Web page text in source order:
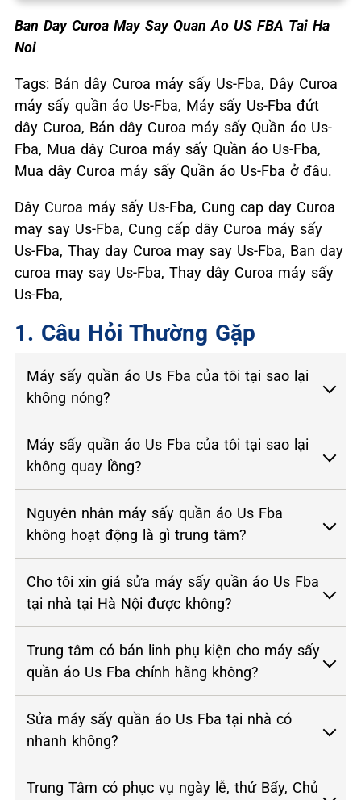
Ban Day Curoa May Say Quan Ao US FBA Tai Ha
Noi
Tags: Bán dây Curoa máy sấy Us-Fba, Dây Curoa
máy sấy quần áo Us-Fba, Máy sấy Us-Fba đứt
dây Curoa, Bán dây Curoa máy sấy Quần áo Us-
Fba, Mua dây Curoa máy sấy Quần áo Us-Fba,
Mua dây Curoa máy sấy Quần áo Us-Fba ở đâu.
Dây Curoa máy sấy Us-Fba, Cung cap day Curoa
may say Us-Fba, Cung cấp dây Curoa máy sấy
Us-Fba, Thay day Curoa may say Us-Fba, Ban day
curoa may say Us-Fba, Thay dây Curoa máy sấy
Us-Fba,
1. Câu Hỏi Thường Gặp
Máy sấy quần áo Us Fba của tôi tại sao lại
không nóng?
Máy sấy quần áo Us Fba của tôi tại sao lại
không quay lồng?
Nguyên nhân máy sấy quần áo Us Fba
không hoạt động là gì trung tâm?
Cho tôi xin giá sửa máy sấy quần áo Us Fba
tại nhà tại Hà Nội được không?
Trung tâm có bán linh phụ kiện cho máy sấy
quần áo Us Fba chính hãng không?
Sửa máy sấy quần áo Us Fba tại nhà có
nhanh không?
Trung Tâm có phục vụ ngày lễ, thứ Bẩy, Chủ